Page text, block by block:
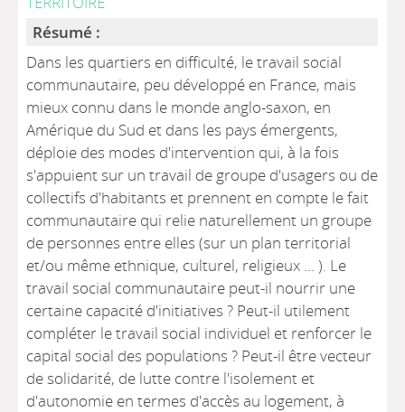
Résumé :
Dans les quartiers en difficulté, le travail social
communautaire, peu développé en France, mais
mieux connu dans le monde anglo-saxon, en
Amérique du Sud et dans les pays émergents,
déploie des modes d'intervention qui, à la fois
s'appuient sur un travail de groupe d'usagers ou de
collectifs d'habitants et prennent en compte le fait
communautaire qui relie naturellement un groupe
de personnes entre elles (sur un plan territorial
et/ou même ethnique, culturel, religieux ... ). Le
travail social communautaire peut-il nourrir une
certaine capacité d'initiatives ? Peut-il utilement
compléter le travail social individuel et renforcer le
capital social des populations ? Peut-il être vecteur
de solidarité, de lutte contre l'isolement et
d'autonomie en termes d'accès au logement, à